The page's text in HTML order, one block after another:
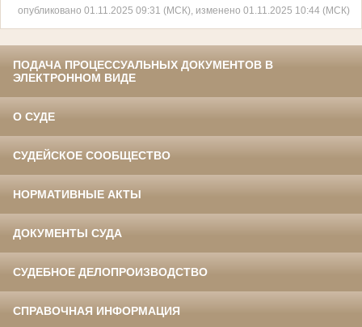
опубликовано 01.11.2025 09:31 (МСК), изменено 01.11.2025 10:44 (МСК)
ПОДАЧА ПРОЦЕССУАЛЬНЫХ ДОКУМЕНТОВ В
ЭЛЕКТРОННОМ ВИДЕ
О СУДЕ
СУДЕЙСКОЕ СООБЩЕСТВО
НОРМАТИВНЫЕ АКТЫ
ДОКУМЕНТЫ СУДА
СУДЕБНОЕ ДЕЛОПРОИЗВОДСТВО
СПРАВОЧНАЯ ИНФОРМАЦИЯ